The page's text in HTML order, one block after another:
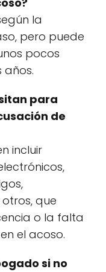
la
pero puede
pocos
años.
para
de
incluir
que
o la falta
el acoso.
si no